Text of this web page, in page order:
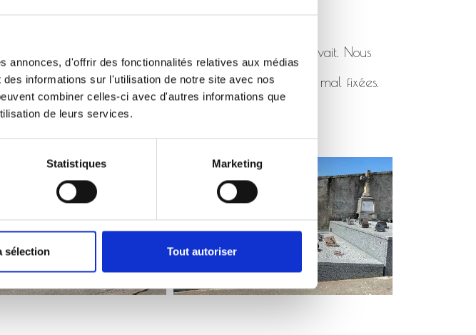
annonces, d'offrir des fonctionnalités relatives aux médias
informations sur l'utilisation de notre site avec nos
combiner celles-ci avec d'autres informations que
de leurs services.
Statistiques Marketing
sélection Tout autoriser
qui parfois n’a pas été posé comme il se devait. Nous
de demandes. Plaques de rhabillages cassées ou mal fixées.
en béton fissuré etc.